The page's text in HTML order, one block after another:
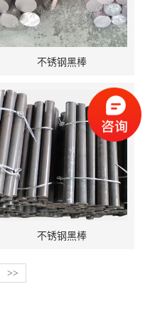
不锈钢黑棒
不锈钢黑棒
>>